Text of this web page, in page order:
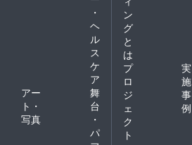
・
ヘ
ル
ス
ケ
ア
アー
ト・
写真
舞
台
・
パ
ン
グ
と
は
プ
ロ
ジ
ェ
ク
ト
実
施
事
例